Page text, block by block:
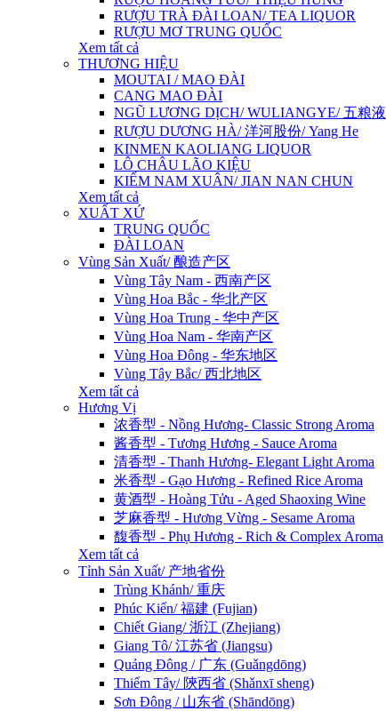
RƯỢU TRÀ ĐÀI LOAN/ TEA LIQUOR
RƯỢU MƠ TRUNG QUỐC
Xem tất cả
THƯƠNG HIỆU
MOUTAI / MAO ĐÀI
CANG MAO ĐÀI
NGŨ LƯƠNG DỊCH/ WULIANGYE/ 五粮液
RƯỢU DƯƠNG HÀ/ 洋河股份/ Yang He
KINMEN KAOLIANG LIQUOR
LÔ CHÂU LÃO KIỆU
KIẾM NAM XUÂN/ JIAN NAN CHUN
Xem tất cả
XUẤT XỨ
TRUNG QUỐC
ĐÀI LOAN
Vùng Sản Xuất/ 酿造产区
Vùng Tây Nam - 西南产区
Vùng Hoa Bắc - 华北产区
Vùng Hoa Trung - 华中产区
Vùng Hoa Nam - 华南产区
Vùng Hoa Đông - 华东地区
Vùng Tây Bắc/ 西北地区
Xem tất cả
Hương Vị
浓香型 - Nồng Hương- Classic Strong Aroma
酱香型 - Tương Hương - Sauce Aroma
清香型 - Thanh Hương- Elegant Light Aroma
米香型 - Gạo Hương - Refined Rice Aroma
黄酒型 - Hoàng Tửu - Aged Shaoxing Wine
芝麻香型 - Hương Vừng - Sesame Aroma
馥香型 - Phụ Hương - Rich & Complex Aroma
Xem tất cả
Tỉnh Sản Xuất/ 产地省份
Trùng Khánh/ 重庆
Phúc Kiến/ 福建 (Fujian)
Chiết Giang/ 浙江 (Zhejiang)
Giang Tô/ 江苏省 (Jiangsu)
Quảng Đông / 广东 (Guǎngdōng)
Thiểm Tây/ 陝西省 (Shǎnxī sheng)
Sơn Đông / 山东省 (Shāndōng)